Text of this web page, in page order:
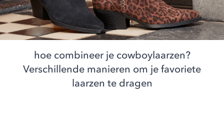
hoe combineer je cowboylaarzen?
Verschillende manieren om je favoriete
laarzen te dragen